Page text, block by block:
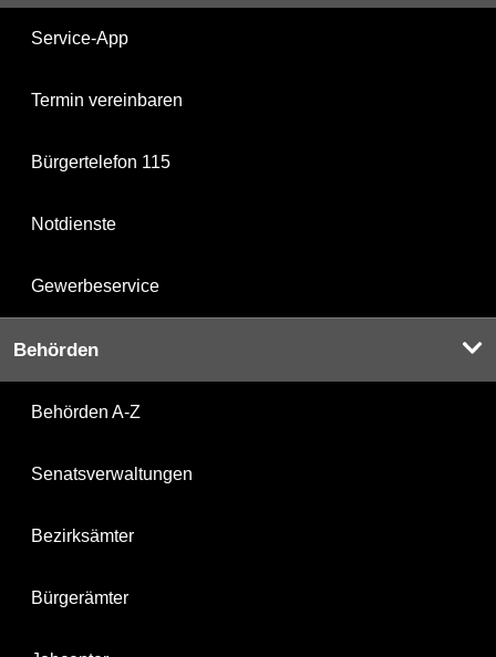
Service-App
Termin vereinbaren
Bürgertelefon 115
Notdienste
Gewerbeservice
Behörden
Behörden A-Z
Senatsverwaltungen
Bezirksämter
Bürgerämter